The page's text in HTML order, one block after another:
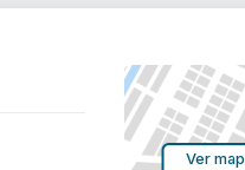
Ver